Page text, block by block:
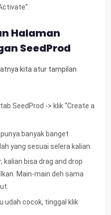
Halaman
SeedProd
kita atur tampilan
SeedProd -> klik “Create a
banyak banget
yang sesuai selera kalian.
kalian bisa drag and drop
Main-main deh sama
udah cocok, tinggal klik